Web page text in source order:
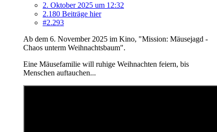
2. Oktober 2025 um 12:32
2.180 Beiträge hier
#2.293
Ab dem 6. November 2025 im Kino, "Mission: Mäusejagd -
Chaos unterm Weihnachtsbaum".
Eine Mäusefamilie will ruhige Weihnachten feiern, bis
Menschen auftauchen...